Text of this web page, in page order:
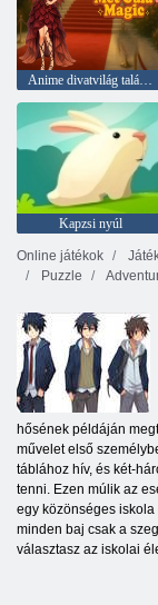
Anime divatvilág találkozott a gála varázslatával
Kapzsi nyúl
Online játékok
Puzzle
hősének példáján
művelet első
táblához hív, és két-
tenni. Ezen múlik az
egy közönséges
minden baj csak a
választasz az iskolai